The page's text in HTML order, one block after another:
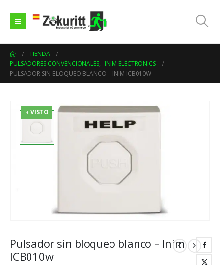
TIENDA
PULSADORES CONVENCIONALES, INIM ELECTRONICS
PULSADOR SIN BLOQUEO BLANCO – INIM ICB010W
+ VISTO
Pulsador sin bloqueo blanco – Inim
ICB010w